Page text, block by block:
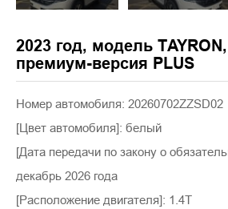
2023 год, модель
премиум-версия PLUS
Номер автомобиля: 20260702ZZSD02
[Цвет автомобиля]: белый
[Дата передачи по закону о
декабрь 2026 года
[Расположение двигателя]: 1.4T